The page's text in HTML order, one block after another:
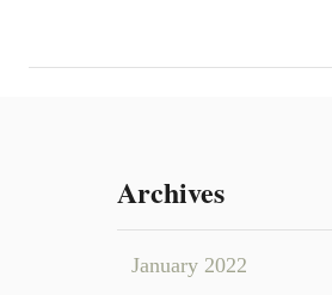
g
Archives
January 2022